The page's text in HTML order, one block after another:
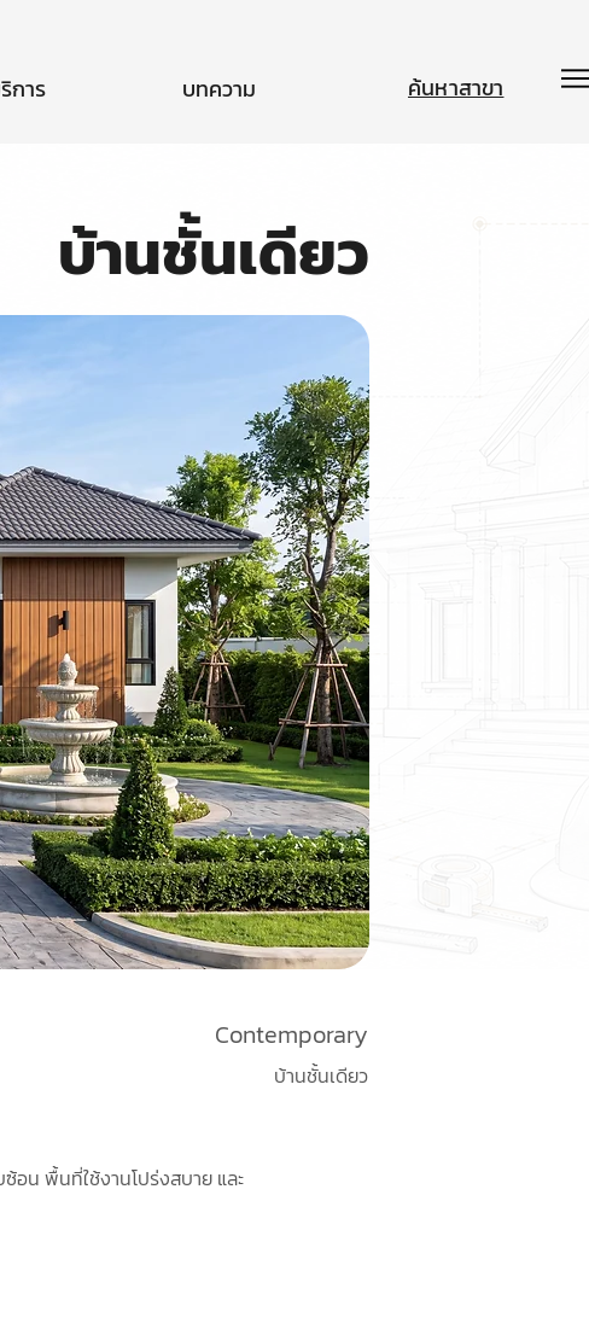
การ บทความ ค้นหาสาขา
บ้านชั้นเดียว
Contemporary
บ้านชั้นเดียว
อน พื้นที่ใช้งานโปร่งสบาย และ